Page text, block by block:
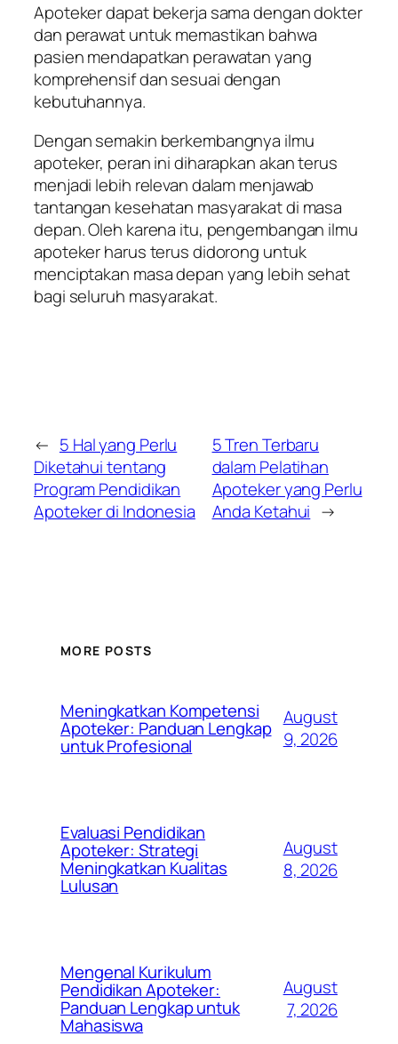
Apoteker dapat bekerja sama dengan dokter
dan perawat untuk memastikan bahwa
pasien mendapatkan perawatan yang
komprehensif dan sesuai dengan
kebutuhannya.
Dengan semakin berkembangnya ilmu
apoteker, peran ini diharapkan akan terus
menjadi lebih relevan dalam menjawab
tantangan kesehatan masyarakat di masa
depan. Oleh karena itu, pengembangan ilmu
apoteker harus terus didorong untuk
menciptakan masa depan yang lebih sehat
bagi seluruh masyarakat.
← 5 Hal yang Perlu
Diketahui tentang
Program Pendidikan
Apoteker di Indonesia
5 Tren Terbaru
dalam Pelatihan
Apoteker yang Perlu
Anda Ketahui →
MORE POSTS
Meningkatkan Kompetensi
Apoteker: Panduan Lengkap
untuk Profesional
August
9, 2026
Evaluasi Pendidikan
Apoteker: Strategi
Meningkatkan Kualitas
Lulusan
August
8, 2026
Mengenal Kurikulum
Pendidikan Apoteker:
Panduan Lengkap untuk
Mahasiswa
August
7, 2026